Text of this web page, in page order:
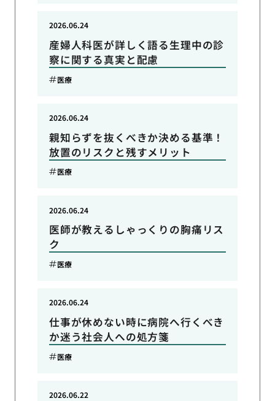
産婦人科医が詳しく語る生理中の診
察に関する真実と配慮
2026.06.24
医療
親知らずを抜くべきか決める基準！
放置のリスクと残すメリット
2026.06.24
医療
医師が教えるしゃっくりの胸痛リス
ク
2026.06.24
医療
仕事が休めない時に病院へ行くべき
か迷う社会人への処方箋
2026.06.24
医療
2026.06.22